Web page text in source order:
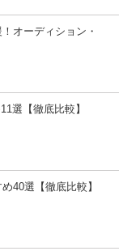
オーディション・
選【徹底比較】
40選【徹底比較】